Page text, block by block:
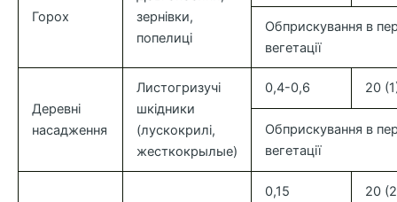
Горох
зернівки,
попелиці
Обприскування в
вегетації
Деревні
насадження
Листогризучі
шкідники
(лускокрилі,
жесткокрылые)
0,4-0,6 20
Обприскування в
вегетації
0,15 20